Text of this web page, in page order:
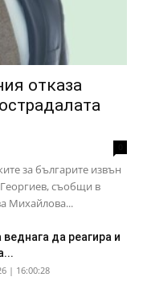
отказа
за българите извън
съобщи в
Михайлова...
да реагира и
| 16:00:28